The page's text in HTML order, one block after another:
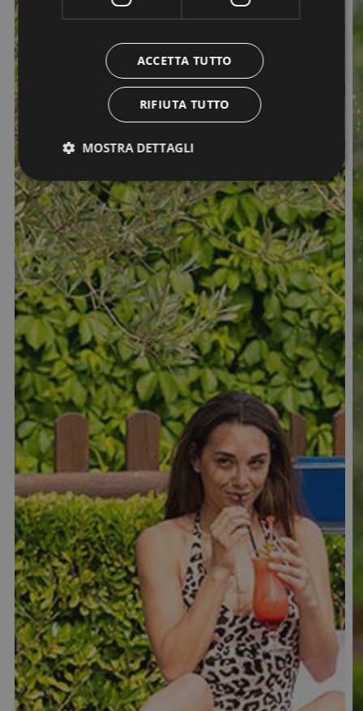
ACCETTA TUTTO
RIFIUTA TUTTO
MOSTRA DETTAGLI